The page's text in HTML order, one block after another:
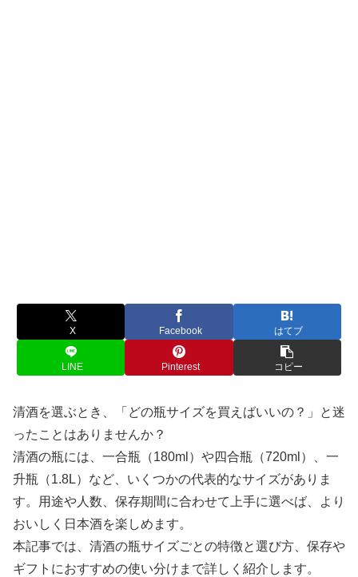
X Facebook はてブ
LINE Pinterest コピー
清酒を選ぶとき、「どの瓶サイズを買えばいいの？」と迷
ったことはありませんか？
清酒の瓶には、一合瓶（180ml）や四合瓶（720ml）、一
升瓶（1.8L）など、いくつかの代表的なサイズがありま
す。用途や人数、保存期間に合わせて上手に選べば、より
おいしく日本酒を楽しめます。
本記事では、清酒の瓶サイズごとの特徴と選び方、保存や
ギフトにおすすめの使い分けまで詳しく紹介します。